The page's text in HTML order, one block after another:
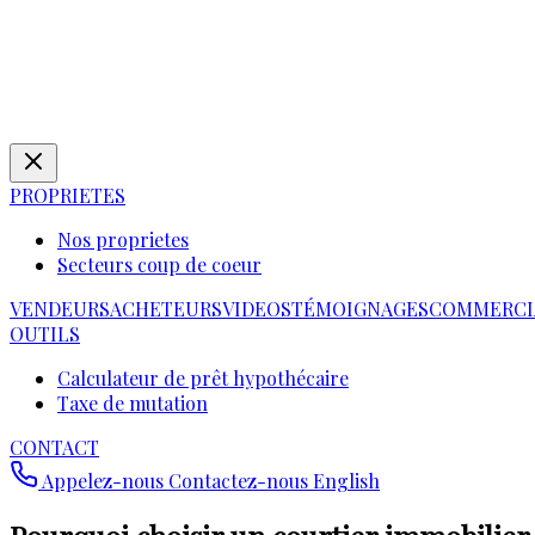
PROPRIETES
Nos proprietes
Secteurs coup de coeur
VENDEURSACHETEURSVIDEOSTÉMOIGNAGES
OUTILS
Calculateur de prêt hypothécaire
Taxe de mutation
CONTACT
Appelez-nous Contactez-nousEnglish